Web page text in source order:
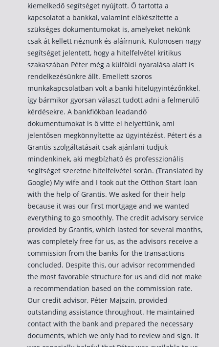
Blog
Rólunk
Kapcsolat
Karrier
Kötelező biztosítás (KGFB)
Casco
Utasbiztosítás
Lakásbiztosítás útmutató – Hogyan válassz?
Lakásbiztosítás: válaszok az 50 leggyakoribb
Minősített Fogyasztóbarát Otthonbiztosítás
kiemelkedő segítséget nyújtott. Ő tartotta a
kapcsolatot a bankkal, valamint előkészítette a
szükséges dokumentumokat is, amelyeket nekünk
csak át kellett néznünk és aláírnunk. Különösen nagy
segítséget jelentett, hogy a hitelfelvétel kritikus
szakaszában Péter még a külföldi nyaralása alatt is
rendelkezésünkre állt. Emellett szoros
munkakapcsolatban volt a banki hitelügyintézőnkkel,
így bármikor gyorsan választ tudott adni a felmerülő
kérdésekre. A bankfiókban leadandó
dokumentumokat is ő vitte el helyettünk, ami
jelentősen megkönnyítette az ügyintézést. Pétert és a
Grantis szolgáltatásait csak ajánlani tudjuk
mindenkinek, aki megbízható és professzionális
segítséget szeretne hitelfelvétel során. (Translated by
Google) My wife and I took out the Otthon Start loan
with the help of Grantis. We asked for their help
because it was our first mortgage and we wanted
everything to go smoothly. The credit advisory service
provided by Grantis, which lasted for several months,
was completely free for us, as the advisors receive a
commission from the banks for the transactions
concluded. Despite this, our advisor recommended
the most favorable structure for us and did not make
a recommendation based on the commission rate.
Our credit advisor, Péter Majszin, provided
outstanding assistance throughout. He maintained
contact with the bank and prepared the necessary
documents, which we only had to review and sign. It